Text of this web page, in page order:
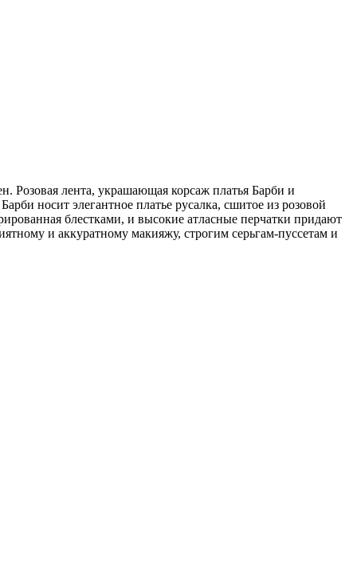
Розовая лента, украшающая корсаж платья Барби и
носит элегантное платье русалка, сшитое из розовой
блестками, и высокие атласные перчатки придают
и аккуратному макияжу, строгим серьгам-пуссетам и